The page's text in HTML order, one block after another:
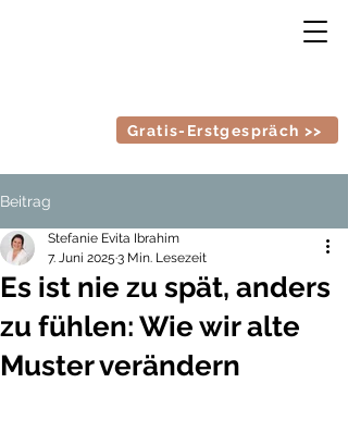
Gratis-Erstgespräch >>
Beitrag
Es ist nie zu spät, anders
zu fühlen: Wie wir alte
Muster verändern
Stefanie Evita Ibrahim
7. Juni 2025 3 Min. Lesezeit